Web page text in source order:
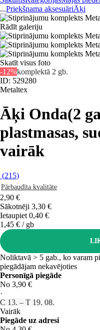
...Priekšnama aksesuāriĀķi
Rādīt galeriju
Skatīt visus foto
-12%komplektā 2 gb.
ID: 529280
Metaltex
Āķi Onda(2
plastmasas,
vairāk
(215)
Pārbaudīta kvalitāte
2,90 €
Sākotnēji 3,30 €
Ietaupiet 0,40 €
1,45 € / gb
Noliktavā > 5 gab., ko varam
piegādājam nekavējoties
Personīgā piegāde
No 3,90 €
·
C 13. – T 19. 08.
Vairāk
Piegāde uz adresi